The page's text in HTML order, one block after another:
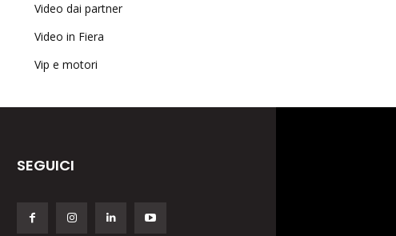
Video dai partner
Video in Fiera
Vip e motori
SEGUICI